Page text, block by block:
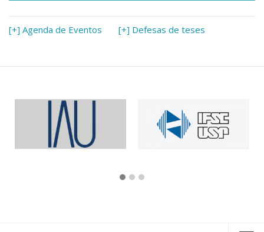
[+] Agenda de Eventos [+] Defesas de teses